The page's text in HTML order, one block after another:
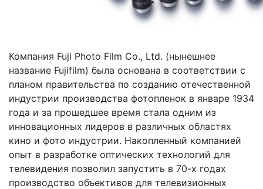
Компания Fuji Photo Film Co., Ltd. (нынешнее
название Fujifilm) была основана в соответствии с
планом правительства по созданию отечественной
индустрии производства фотопленок в январе 1934
года и за прошедшее время стала одним из
инновационных лидеров в различных областях
кино и фото индустрии. Накопленный компанией
опыт в разработке оптических технологий для
телевидения позволил запустить в 70-х годах
производство объективов для телевизионных